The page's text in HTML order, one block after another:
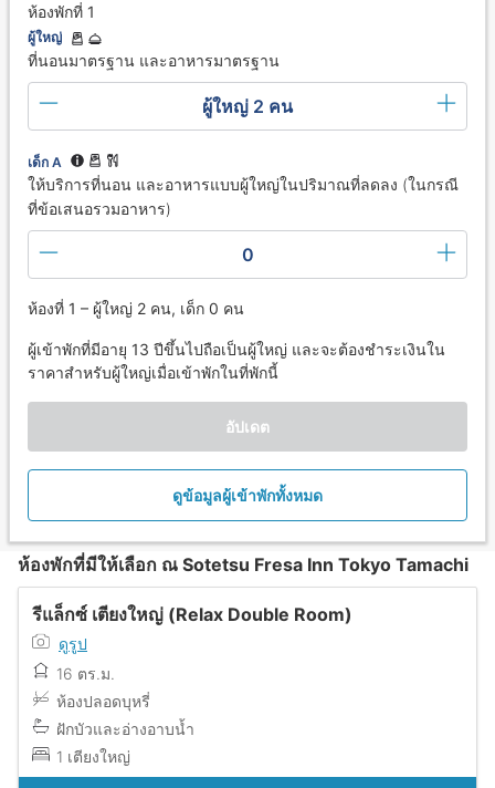
ห้องพักที่ 1
ผู้ใหญ่
ที่นอนมาตรฐาน และอาหารมาตรฐาน
ผู้ใหญ่ 2 คน
เด็ก A
ให้บริการที่นอน และอาหารแบบผู้ใหญ่ในปริมาณที่ลดลง (ในกรณี
ที่ข้อเสนอรวมอาหาร)
0
ห้องที่ 1 – ผู้ใหญ่ 2 คน, เด็ก 0 คน
ผู้เข้าพักที่มีอายุ 13 ปีขึ้นไปถือเป็นผู้ใหญ่ และจะต้องชำระเงินใน
ราคาสำหรับผู้ใหญ่เมื่อเข้าพักในที่พักนี้
อัปเดต
ดูข้อมูลผู้เข้าพักทั้งหมด
ห้องพักที่มีให้เลือก ณ Sotetsu Fresa Inn Tokyo Tamachi
รีแล็กซ์ เตียงใหญ่ (Relax Double Room)
ดูรูป
16 ตร.ม.
ห้องปลอดบุหรี่
ฝักบัวและอ่างอาบน้ำ
1 เตียงใหญ่